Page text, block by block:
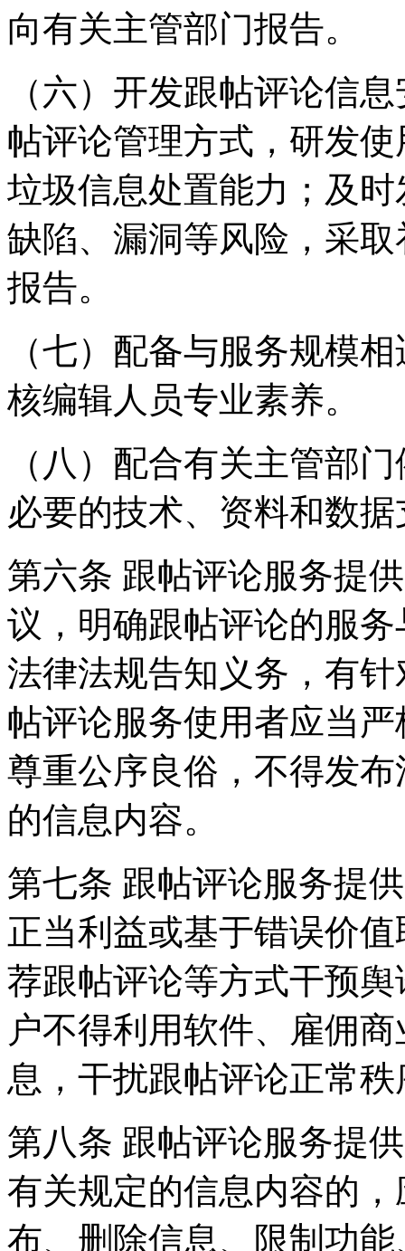
向有关主管部门报告。
（六）开发跟帖评论信
帖评论管理方式，研发
垃圾信息处置能力；及
缺陷、漏洞等风险，采
报告。
（七）配备与服务规模
核编辑人员专业素养。
（八）配合有关主管部
必要的技术、资料和数
第六条 跟帖评论服务提
议，明确跟帖评论的服
法律法规告知义务，有
帖评论服务使用者应当
尊重公序良俗，不得发
的信息内容。
第七条 跟帖评论服务提
正当利益或基于错误价
荐跟帖评论等方式干预
户不得利用软件、雇佣
息，干扰跟帖评论正常
第八条 跟帖评论服务提
有关规定的信息内容的
布、删除信息、限制功